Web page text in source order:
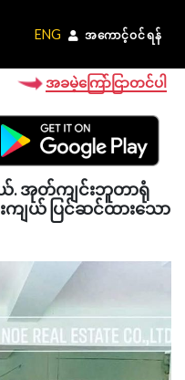
ENG အကောင့်ဝင်ရန်
ENG အကောင့်ဝင်ရန်
အခမဲ့ကြော်ငြာတင်ပါ
ယ်. အုတ်ကျင်းဘူတာရုံ
ကျယ် ပြင်ဆင်ထားသော